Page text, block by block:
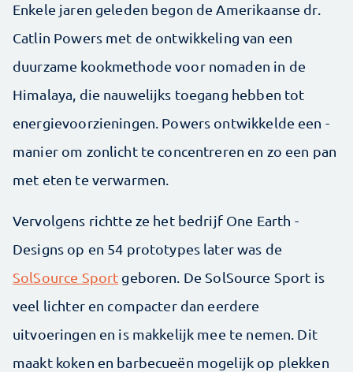
Enkele jaren geleden begon de Amerikaanse dr.
Catlin Powers met de ont­wikkeling van een
duurzame kook­methode voor nomaden in de
Himalaya, die nauwelijks toegang hebben tot
energievoorzieningen. Powers ontwikkelde een ­
manier om zonlicht te concentreren en zo een pan
met eten te verwarmen.
Vervolgens richtte ze het bedrijf One Earth ­
Designs op en 54 prototypes later was de
SolSource Sport geboren. De SolSource Sport is
veel lichter en compacter dan eerdere
uitvoeringen en is makkelijk mee te nemen. Dit
maakt ­koken en barbecueën mogelijk op plekken